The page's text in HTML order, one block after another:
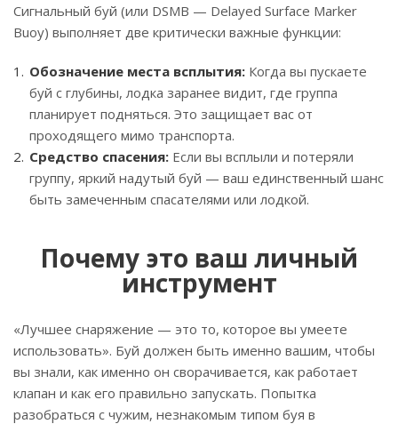
Сигнальный буй (или DSMB — Delayed Surface Marker
Buoy) выполняет две критически важные функции:
Обозначение места всплытия: Когда вы пускаете
буй с глубины, лодка заранее видит, где группа
планирует подняться. Это защищает вас от
проходящего мимо транспорта.
Средство спасения: Если вы всплыли и потеряли
группу, яркий надутый буй — ваш единственный шанс
быть замеченным спасателями или лодкой.
Почему это ваш личный
инструмент
«Лучшее снаряжение — это то, которое вы умеете
использовать». Буй должен быть именно вашим, чтобы
вы знали, как именно он сворачивается, как работает
клапан и как его правильно запускать. Попытка
разобраться с чужим, незнакомым типом буя в